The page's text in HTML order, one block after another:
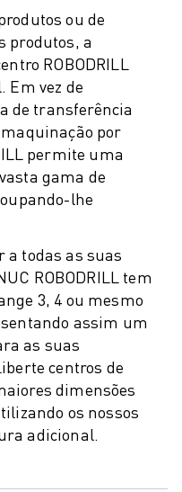
PARA AUMENTAR A
& ENCOMENDAS
ou de
produtos, a
ROBODRILL
Em vez de
de transferência
por
permite uma
gama de
lhe
a todas as suas
ROBODRILL tem
3, 4 ou mesmo
assim um
as suas
centros de
dimensões
os nossos
adicional.